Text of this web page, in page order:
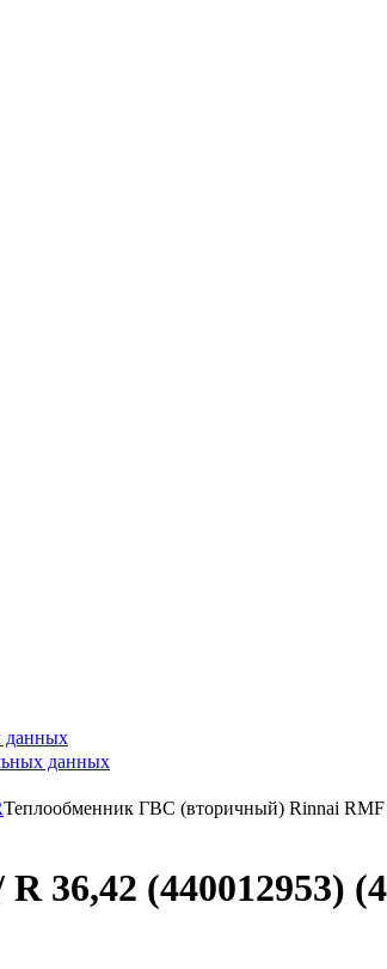
данных
данных
Теплообменник ГВС (вторичный) Rinnai RMF
36,42 (440012953)